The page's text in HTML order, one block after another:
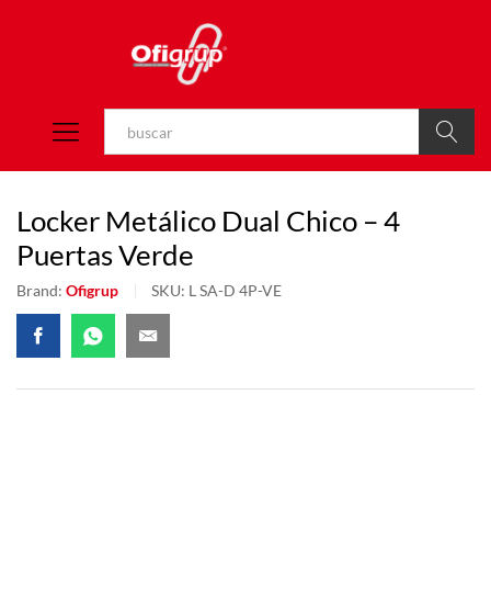
Buscar
Locker Metálico Dual Chico – 4
Puertas Verde
Brand: Ofigrup SKU: L SA-D 4P-VE